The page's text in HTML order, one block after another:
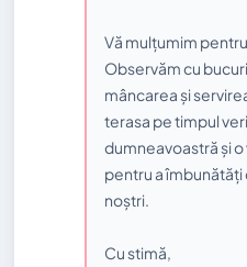
Vă mulțumim
Observăm cu
mâncarea și
terasa pe timpul
dumneavoastră și
pentru a
noștri.
Cu stimă,